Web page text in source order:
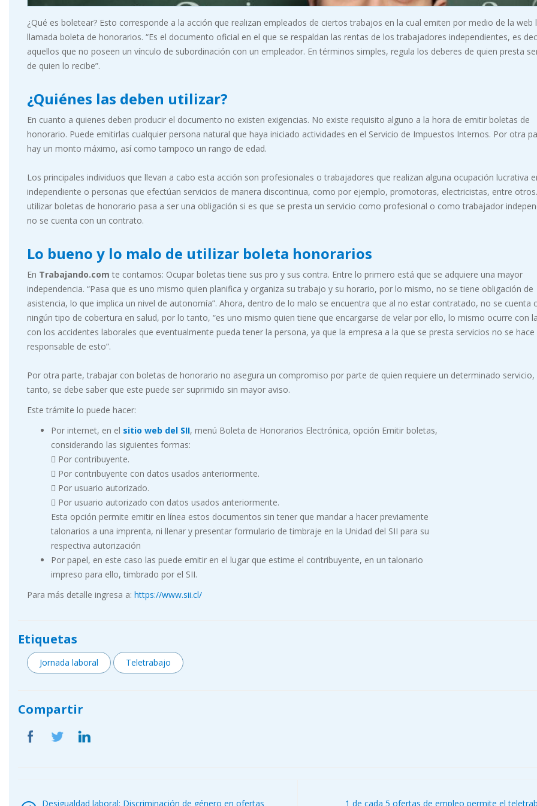
¿Qué es boletear? Esto corresponde a la acción que realizan empleados de ciertos trabajos en la cual emiten por medio de la web
llamada boleta de honorarios. “Es el documento oficial en el que se respaldan las rentas de los trabajadores independientes, es
aquellos que no poseen un vínculo de subordinación con un empleador. En términos simples, regula los deberes de quien presta
de quien lo recibe”.
¿Quiénes las deben utilizar?
En cuanto a quienes deben producir el documento no existen exigencias. No existe requisito alguno a la hora de emitir boletas de
honorario. Puede emitirlas cualquier persona natural que haya iniciado actividades en el Servicio de Impuestos Internos. Por otra
hay un monto máximo, así como tampoco un rango de edad.
Los principales individuos que llevan a cabo esta acción son profesionales o trabajadores que realizan alguna ocupación lucrativa
independiente o personas que efectúan servicios de manera discontinua, como por ejemplo, promotoras, electricistas, entre
utilizar boletas de honorario pasa a ser una obligación si es que se presta un servicio como profesional o como trabajador
no se cuenta con un contrato.
Lo bueno y lo malo de utilizar boleta honorarios
En Trabajando.com te contamos: Ocupar boletas tiene sus pro y sus contra. Entre lo primero está que se adquiere una mayor
independencia. “Pasa que es uno mismo quien planifica y organiza su trabajo y su horario, por lo mismo, no se tiene obligación de
asistencia, lo que implica un nivel de autonomía”. Ahora, dentro de lo malo se encuentra que al no estar contratado, no se cuenta
ningún tipo de cobertura en salud, por lo tanto, “es uno mismo quien tiene que encargarse de velar por ello, lo mismo ocurre con
con los accidentes laborales que eventualmente pueda tener la persona, ya que la empresa a la que se presta servicios no se hace
responsable de esto”.
Por otra parte, trabajar con boletas de honorario no asegura un compromiso por parte de quien requiere un determinado
tanto, se debe saber que este puede ser suprimido sin mayor aviso.
Este trámite lo puede hacer:
Por internet, en el sitio web del SII, menú Boleta de Honorarios Electrónica, opción Emitir boletas,
considerando las siguientes formas:
 Por contribuyente.
 Por contribuyente con datos usados anteriormente.
 Por usuario autorizado.
 Por usuario autorizado con datos usados anteriormente.
Esta opción permite emitir en línea estos documentos sin tener que mandar a hacer previamente
talonarios a una imprenta, ni llenar y presentar formulario de timbraje en la Unidad del SII para su
respectiva autorización
Por papel, en este caso las puede emitir en el lugar que estime el contribuyente, en un talonario
impreso para ello, timbrado por el SII.
Para más detalle ingresa a: https://www.sii.cl/
Etiquetas
Jornada laboral Teletrabajo
Compartir
Desigualdad laboral: Discriminación de género en ofertas
1 de cada 5 ofertas de empleo permite el